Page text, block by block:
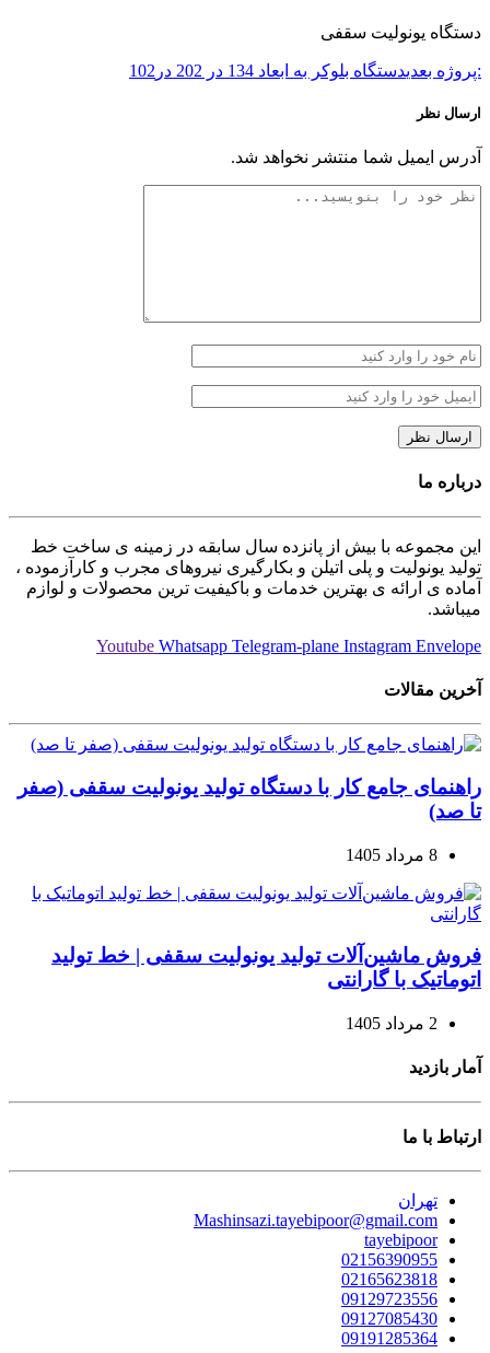
دستگاه یونولیت سقفی
:پروژه بعدیدستگاه بلوکر به ابعاد 134 در 202 در102
ارسال نظر
آدرس ایمیل شما منتشر نخواهد شد.
درباره ما
این مجموعه با بیش از پانزده سال سابقه در زمینه ی ساخت خط
تولید یونولیت و پلی اتیلن و بکارگیری نیروهای مجرب و کارآزموده ،
آماده ی ارائه ی بهترین خدمات و باکیفیت ترین محصولات و لوازم
میباشد.
Youtube Whatsapp Telegram-plane Instagram Envelope
آخرین مقالات
راهنمای جامع کار با دستگاه تولید یونولیت سقفی (صفر
تا صد)
8 مرداد 1405
فروش ماشین‌آلات تولید یونولیت سقفی | خط تولید
اتوماتیک با گارانتی
2 مرداد 1405
آمار بازدید
ارتباط با ما
تهران
Mashinsazi.tayebipoor@gmail.com
tayebipoor
02156390955
02165623818
09129723556
09127085430
09191285364